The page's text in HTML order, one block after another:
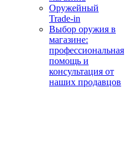
Оружейный
Trade-in
Выбор оружия в
магазине:
профессиональная
помощь и
консультация от
наших продавцов